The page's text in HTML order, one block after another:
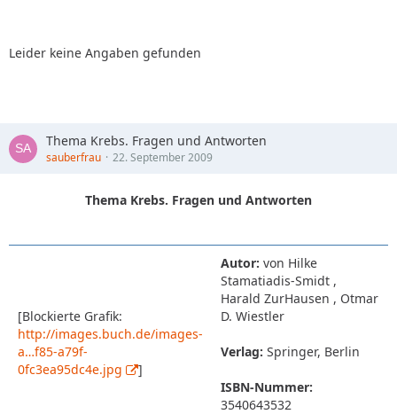
Leider keine Angaben gefunden
Thema Krebs. Fragen und Antworten
sauberfrau 22. September 2009
Thema Krebs. Fragen und Antworten
[Blockierte Grafik:
http://images.buch.de/images-
a…f85-a79f-
0fc3ea95dc4e.jpg
]
Autor: von Hilke
Stamatiadis-Smidt ,
Harald ZurHausen , Otmar
D. Wiestler
Verlag: Springer, Berlin
ISBN-Nummer:
3540643532